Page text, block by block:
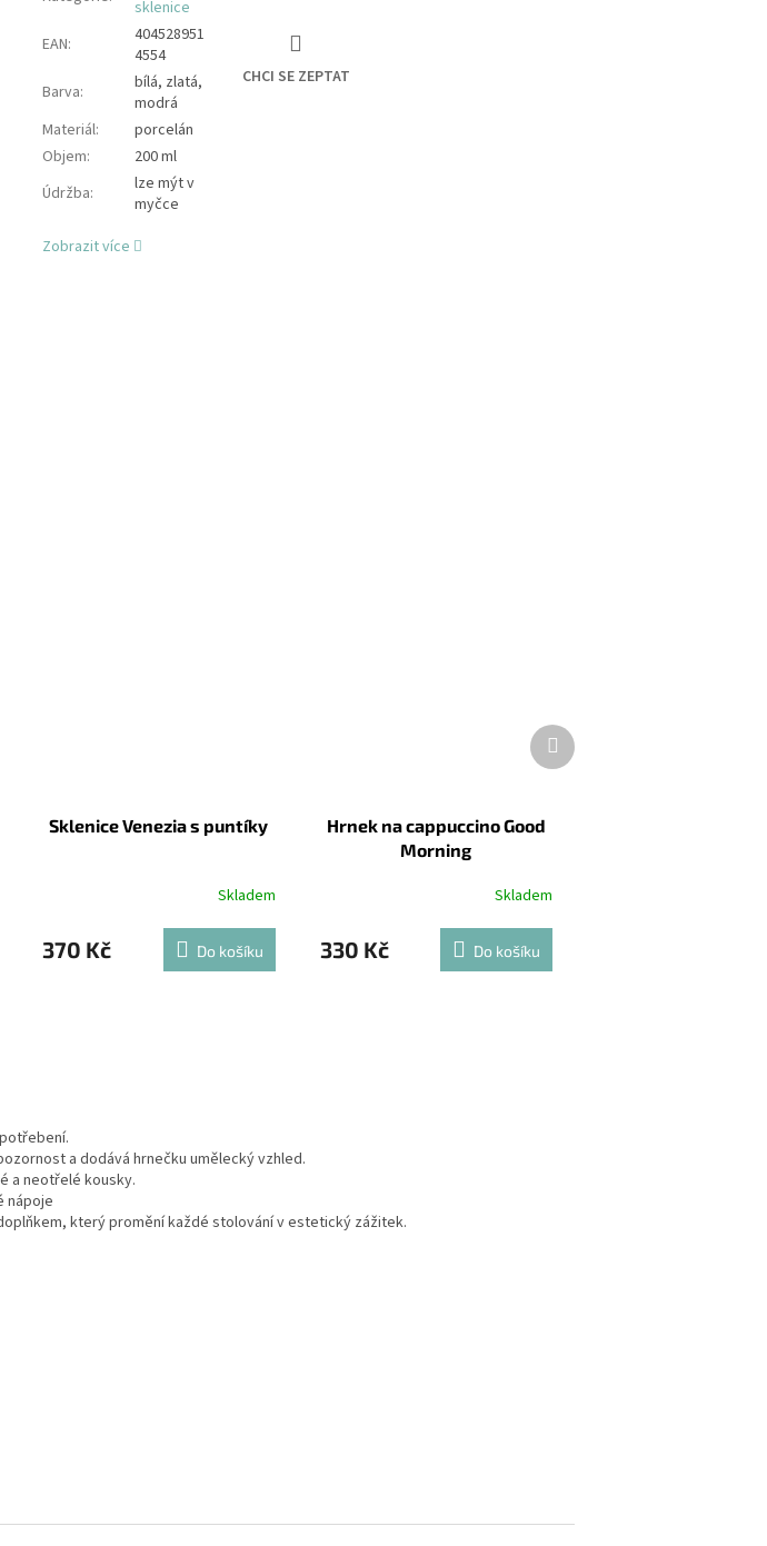
sklenice
EAN:
404528951
4554
Barva:
bílá, zlatá,
modrá
Materiál:
porcelán
Objem:
200 ml
Údržba:
lze mýt v
myčce
CHCI SE ZEPTAT
Zobrazit více
Sklenice Venezia s puntíky
Skladem
370 Kč Do košíku
Hrnek na cappuccino Good
Morning
Skladem
330 Kč Do košíku
Další
produkt
a dodává hrnečku umělecký vzhled.
a neotřelé kousky.
nápoje
který promění každé stolování v estetický zážitek.